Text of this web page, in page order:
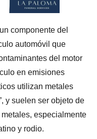
componente del
automóvil que
del motor
en emisiones
utilizan metales
y suelen ser objeto de
especialmente
y rodio.